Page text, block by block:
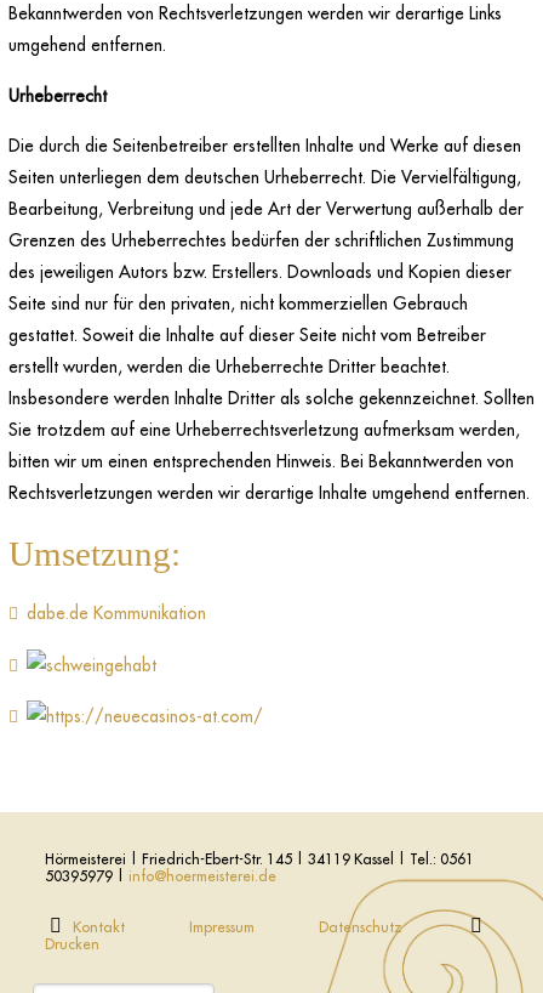
Bekanntwerden von Rechtsverletzungen werden wir derartige Links
umgehend entfernen.
Urheberrecht
Die durch die Seitenbetreiber erstellten Inhalte und Werke auf diesen
Seiten unterliegen dem deutschen Urheberrecht. Die Vervielfältigung,
Bearbeitung, Verbreitung und jede Art der Verwertung außerhalb der
Grenzen des Urheberrechtes bedürfen der schriftlichen Zustimmung
des jeweiligen Autors bzw. Erstellers. Downloads und Kopien dieser
Seite sind nur für den privaten, nicht kommerziellen Gebrauch
gestattet. Soweit die Inhalte auf dieser Seite nicht vom Betreiber
erstellt wurden, werden die Urheberrechte Dritter beachtet.
Insbesondere werden Inhalte Dritter als solche gekennzeichnet. Sollten
Sie trotzdem auf eine Urheberrechtsverletzung aufmerksam werden,
bitten wir um einen entsprechenden Hinweis. Bei Bekanntwerden von
Rechtsverletzungen werden wir derartige Inhalte umgehend entfernen.
Umsetzung:
dabe.de Kommunikation
Hörmeisterei | Friedrich-Ebert-Str. 145 | 34119 Kassel | Tel.: 0561
50395979 | info@hoermeisterei.de
Kontakt Impressum
Datenschutz
Drucken